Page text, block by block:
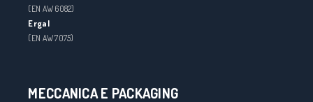
(EN AW 6082)
Ergal
(EN AW 7075)
MECCANICA E PACKAGING